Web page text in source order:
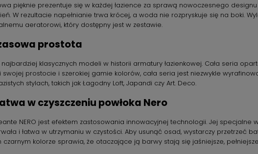
pięknie prezentuje się w każdej łazience za sprawą nowoczesnego
W rezultacie napełnianie trwa krócej, a woda nie rozpryskuje się na boki.
aeratorowi, który dostępny jest w zestawie.
prostota
klasycznych modeli w historii armatury łazienkowej. Cała seria
swojej prostocie i szerokiej gamie kolorów, cała seria jest niezwykle
stylach, takich jak Łagodny Loft, Japandi czy Art. Deco.
w czyszczeniu powłoka Nero
NERO jest efektem zastosowania innowacyjnej technologii. Jej specjalne
i łatwa w utrzymaniu w czystości. Aby usunąć osad, wystarczy przetrzeć
kolorze sprawia, że otaczające ją barwy stają się jaśniejsze,